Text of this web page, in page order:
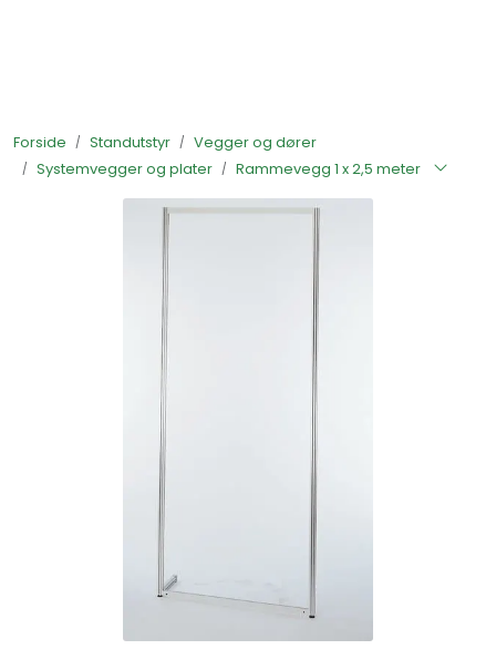
Forside Standutstyr
Vegger og dører
Systemvegger og plater
Rammevegg 1 x 2,5 meter
Standutstyr
Bestill mat til standen